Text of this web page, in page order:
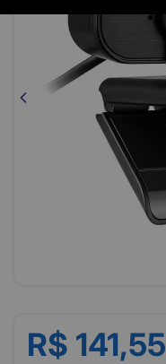
R$ 141,55